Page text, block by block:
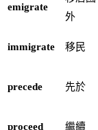
emigrate
外
immigrate 移民
precede 先於
proceed 繼續